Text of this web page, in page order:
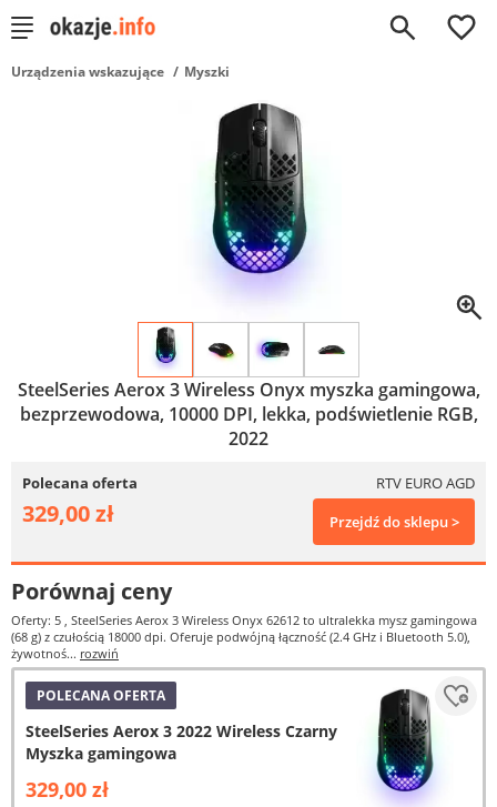
0
Urządzenia wskazujące Myszki
SteelSeries Aerox 3 Wireless Onyx myszka gamingowa,
bezprzewodowa, 10000 DPI, lekka, podświetlenie RGB,
2022
Polecana oferta RTV EURO AGD
329,00 zł Przejdź do sklepu >
Porównaj ceny
Oferty: 5 , SteelSeries Aerox 3 Wireless Onyx 62612 to ultralekka mysz gamingowa
(68 g) z czułością 18000 dpi. Oferuje podwójną łączność (2.4 GHz i Bluetooth 5.0),
żywotnoś... rozwiń
POLECANA OFERTA
SteelSeries Aerox 3 2022 Wireless Czarny
Myszka gamingowa
329,00 zł